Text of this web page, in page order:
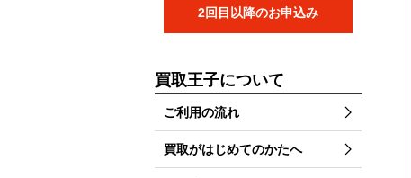
2回目以降のお申込み
買取王子について
ご利用の流れ
買取がはじめてのかたへ